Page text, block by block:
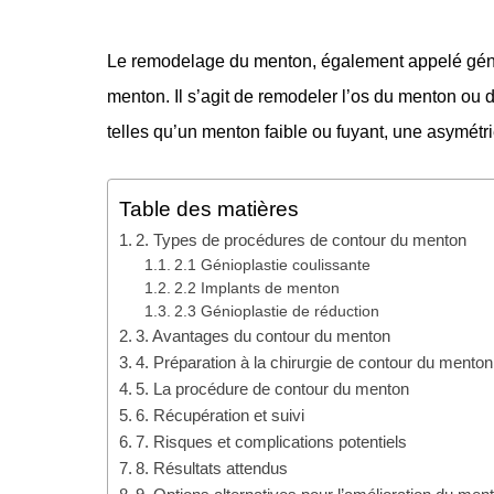
Le remodelage du menton, également appelé
menton. Il s’agit de remodeler l’os du menton
telles qu’un menton faible ou fuyant, une
Table des matières
2. Types de procédures de contour du menton
2.1 Génioplastie coulissante
2.2 Implants de menton
2.3 Génioplastie de réduction
3. Avantages du contour du menton
4. Préparation à la chirurgie de contour du menton
5. La procédure de contour du menton
6. Récupération et suivi
7. Risques et complications potentiels
8. Résultats attendus